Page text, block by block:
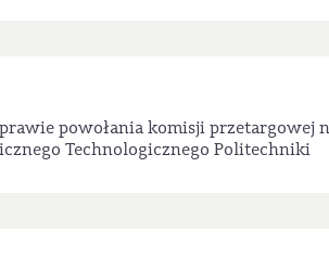
powołania komisji przetargowej
Technologicznego Politechniki